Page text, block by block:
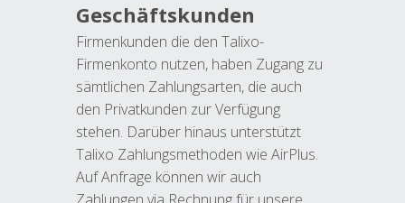
Geschäftskunden
Firmenkunden die den Talixo-
Firmenkonto nutzen, haben Zugang zu
sämtlichen Zahlungsarten, die auch
den Privatkunden zur Verfügung
stehen. Darüber hinaus unterstützt
Talixo Zahlungsmethoden wie AirPlus.
Auf Anfrage können wir auch